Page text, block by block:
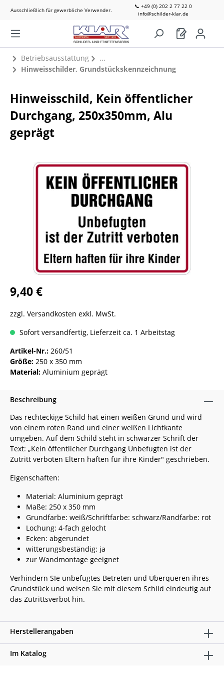
Ausschließlich für gewerbliche Verwender.
📞 +49 (0) 202 2 77 22 0
info@schilder-klar.de
Betriebsausstattung
Hinweisschilder, Grundstückskennzeichnung
Hinweisschild, Kein öffentlicher
Durchgang, 250x350mm, Alu
geprägt
9,40 €
zzgl. Versandkosten exkl. MwSt.
Sofort versandfertig, Lieferzeit ca. 1 Arbeitstag
Artikel-Nr.: 260/51
Größe: 250 x 350 mm
Material: Aluminium geprägt
Beschreibung
Das rechteckige Schild hat einen weißen Grund und wird
von einem roten Rand und einer weißen Lichtkante
umgeben. Auf dem Schild steht in schwarzer Schrift der
Text: „Kein öffentlicher Durchgang Unbefugten ist der
Zutritt verboten Eltern haften für ihre Kinder" geschrieben.
Eigenschaften:
Material: Aluminium geprägt
Maße: 250 x 350 mm
Grundfarbe: weiß/Schriftfarbe: schwarz/Randfarbe: rot
Lochung: 4-fach gelocht
Ecken: abgerundet
witterungsbeständig: ja
zur Wandmontage geeignet
Verhindern SIe unbefugtes Betreten und Überqueren ihres
Grundstück und weisen Sie mit diesem Schild eindeutig auf
das Zutrittsverbot hin.
Herstellerangaben
Im Katalog